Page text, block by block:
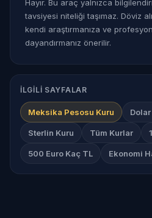
Hayır. Bu araç yalnızca
tavsiyesi niteliği taşımaz. Döviz
kendi araştırmanıza ve
dayandırmanız önerilir.
İLGILI SAYFALAR
Meksika Pesosu Kuru
Sterlin Kuru Tüm Kurlar
500 Euro Kaç TL Ekonomi